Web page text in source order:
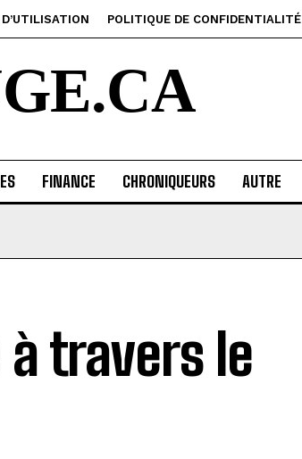
POLITIQUE DE CONFIDENTIALITÉ
FINANCE CHRONIQUEURS AUTRE
travers le